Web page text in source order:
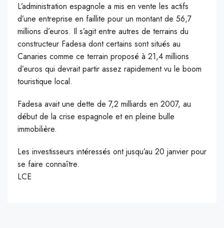
L’administration espagnole a mis en vente les actifs
d’une entreprise en faillite pour un montant de 56,7
millions d’euros. Il s’agit entre autres de terrains du
constructeur Fadesa dont certains sont situés au
Canaries comme ce terrain proposé à 21,4 millions
d’euros qui devrait partir assez rapidement vu le boom
touristique local.
Fadesa avait une dette de 7,2 milliards en 2007, au
début de la crise espagnole et en pleine bulle
immobilière.
Les investisseurs intéressés ont jusqu’au 20 janvier pour
se faire connaître.
LCE